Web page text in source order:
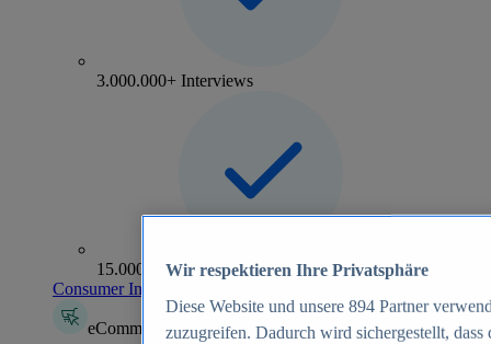
3.000.000+ Interviews
15.000+ Marken
Consumer Insights entdecken
eCommerce Insights
Wir respektieren Ihre Privatsphäre
Diese Website und unsere 894 Partner
zuzugreifen. Dadurch wird sichergestellt,